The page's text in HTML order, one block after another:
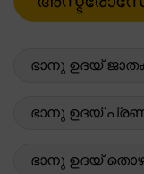
ഭാനു ഉദയ്
ഭാനു ഉദയ്
ഭാനു ഉദയ്